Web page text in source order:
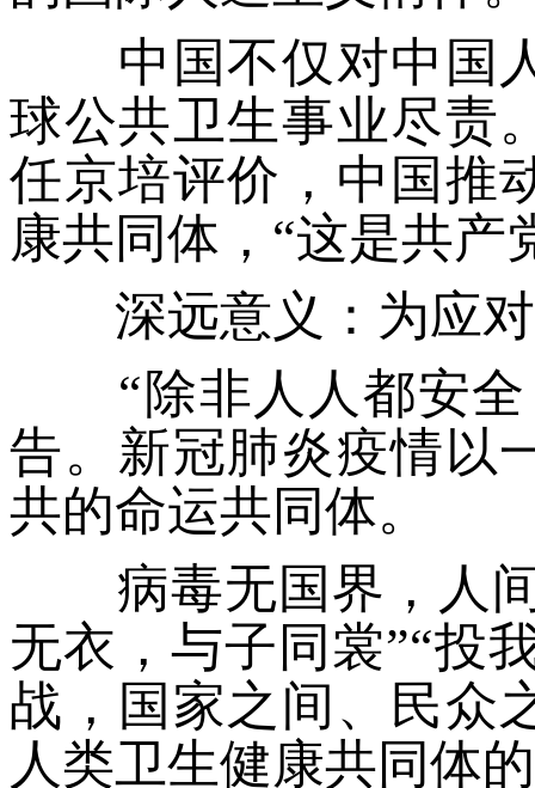
中国不仅对中国人
球公共卫生事业尽责
任京培评价，中国推
康共同体，“这是共产
深远意义：为应对
“除非人人都安全
告。新冠肺炎疫情以
共的命运共同体。
病毒无国界，人间
无衣，与子同裳”“投
战，国家之间、民众
人类卫生健康共同体